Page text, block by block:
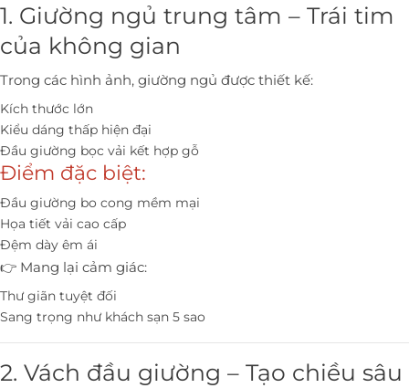
1. Giường ngủ trung tâm – Trái tim
của không gian
Trong các hình ảnh, giường ngủ được thiết kế:
Kích thước lớn
Kiểu dáng thấp hiện đại
Đầu giường bọc vải kết hợp gỗ
Điểm đặc biệt:
Đầu giường bo cong mềm mại
Họa tiết vải cao cấp
Đệm dày êm ái
👉 Mang lại cảm giác:
Thư giãn tuyệt đối
Sang trọng như khách sạn 5 sao
2. Vách đầu giường – Tạo chiều sâu